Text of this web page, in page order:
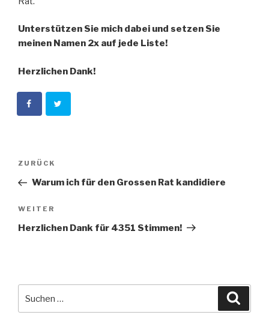
Unterstützen Sie mich dabei und setzen Sie
meinen Namen 2x auf jede Liste!
Herzlichen Dank!
Beitragsnavigation
Vorheriger
Beitrag
ZURÜCK
Warum ich für den Grossen Rat kandidiere
Nächster
Beitrag
WEITER
Herzlichen Dank für 4351 Stimmen!
nach: